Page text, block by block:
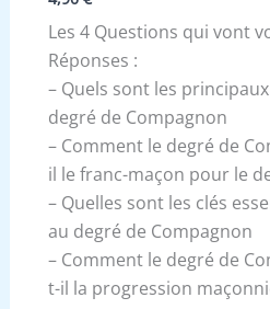
Les 4 Questions qui vont
Réponses :
– Quels sont les
degré de Compagnon
– Comment le degré de
il le franc-maçon pour le
– Quelles sont les clés
au degré de Compagnon
– Comment le degré de
t-il la progression